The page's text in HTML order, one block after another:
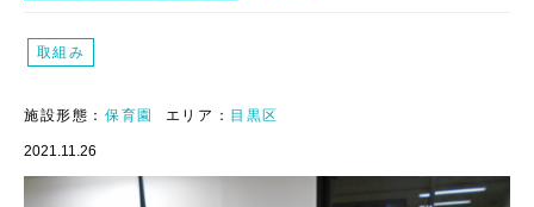
取組み
施設形態： 保育園 エリア： 目黒区
2021.11.26